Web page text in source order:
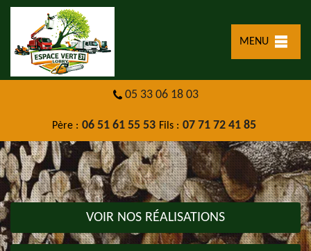
MENU
05 33 06 18 03
Père : 06 51 61 55 53 Fils : 07 71 72 41 85
VOIR NOS RÉALISATIONS